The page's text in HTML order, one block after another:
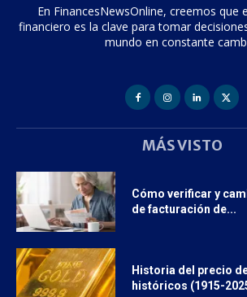
En FinancesNewsOnline, creemos que
financiero es la clave para tomar
mundo en constante
MÁS VISTO
Cómo verificar y
de facturación de...
Historia del precio
históricos (1915-